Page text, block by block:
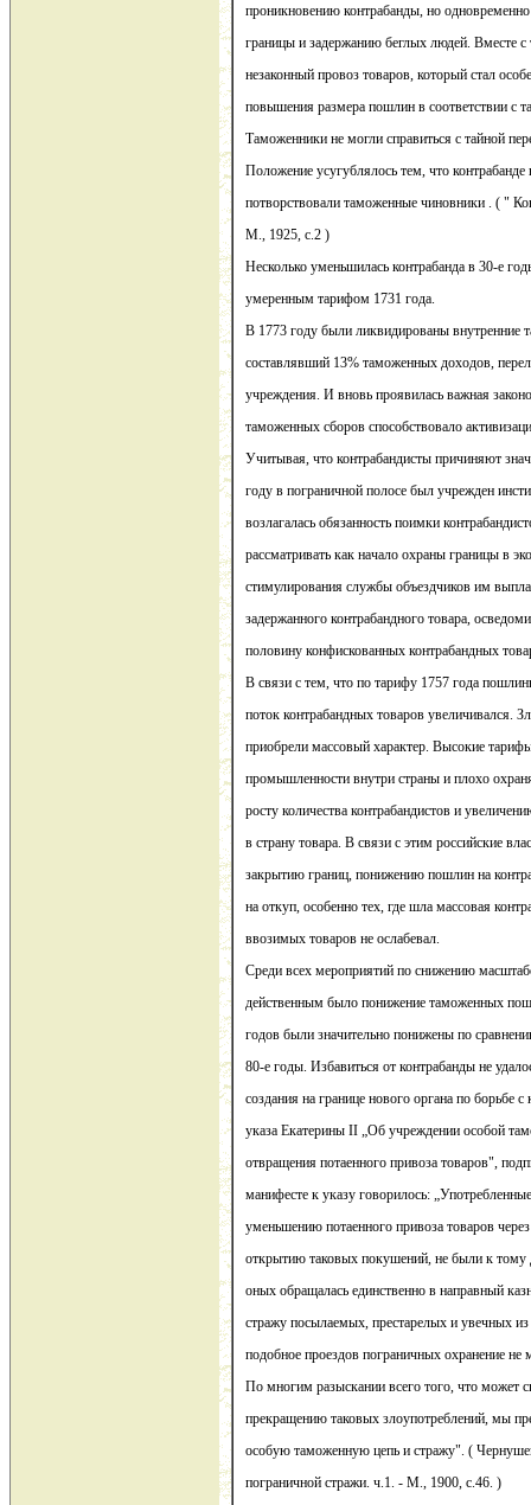
проникновению контрабанды, но
границы и задержанию беглых людей. Вместе с
незаконный провоз товаров, который стал
повышения размера пошлин в соответствии с
Таможенники не могли справиться с тайной
Положение усугублялось тем, что контрабанде
потворствовали таможенные чиновники . ( "
М., 1925, с.2 )
Несколько уменьшилась контрабанда в 30-е
умеренным тарифом 1731 года.
В 1773 году были ликвидированы внутренние
составлявший 13% таможенных доходов,
учреждения. И вновь проявилась важная
таможенных сборов способствовало
Учитывая, что контрабандисты причиняют
году в пограничной полосе был учрежден
возлагалась обязанность поимки
рассматривать как начало охраны границы в
стимулирования службы объездчиков им
задержанного контрабандного товара,
половину конфискованных контрабандных
В связи с тем, что по тарифу 1757 года
поток контрабандных товаров увеличивался.
приобрели массовый характер. Высокие
промышленности внутри страны и плохо
росту количества контрабандистов и
в страну товара. В связи с этим российские
закрытию границ, понижению пошлин на
на откуп, особенно тех, где шла массовая
ввозимых товаров не ослабевал.
Среди всех мероприятий по снижению
действенным было понижение таможенных
годов были значительно понижены по
80-е годы. Избавиться от контрабанды не
создания на границе нового органа по борьбе
указа Екатерины II „Об учреждении особой
отвращения потаенного привоза товаров",
манифесте к указу говорилось:
уменьшению потаенного привоза товаров
открытию таковых покушений, не были к тому
оных обращалась единственно в направный
стражу посылаемых, престарелых и увечных
подобное проездов пограничных охранение не
По многим разыскании всего того, что может
прекращению таковых злоупотреблений, мы
особую таможенную цепь и стражу". (
пограничной стражи. ч.1. - М., 1900, с.46. )